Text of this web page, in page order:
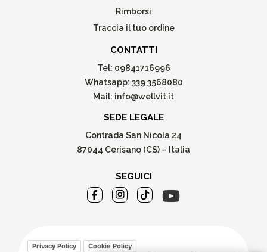
Rimborsi
Traccia il tuo ordine
CONTATTI
Tel: 09841716996
Whatsapp: 339 3568080
Mail: info@wellvit.it
SEDE LEGALE
Contrada San Nicola 24
87044 Cerisano (CS) – Italia
SEGUICI
Privacy Policy Cookie Policy